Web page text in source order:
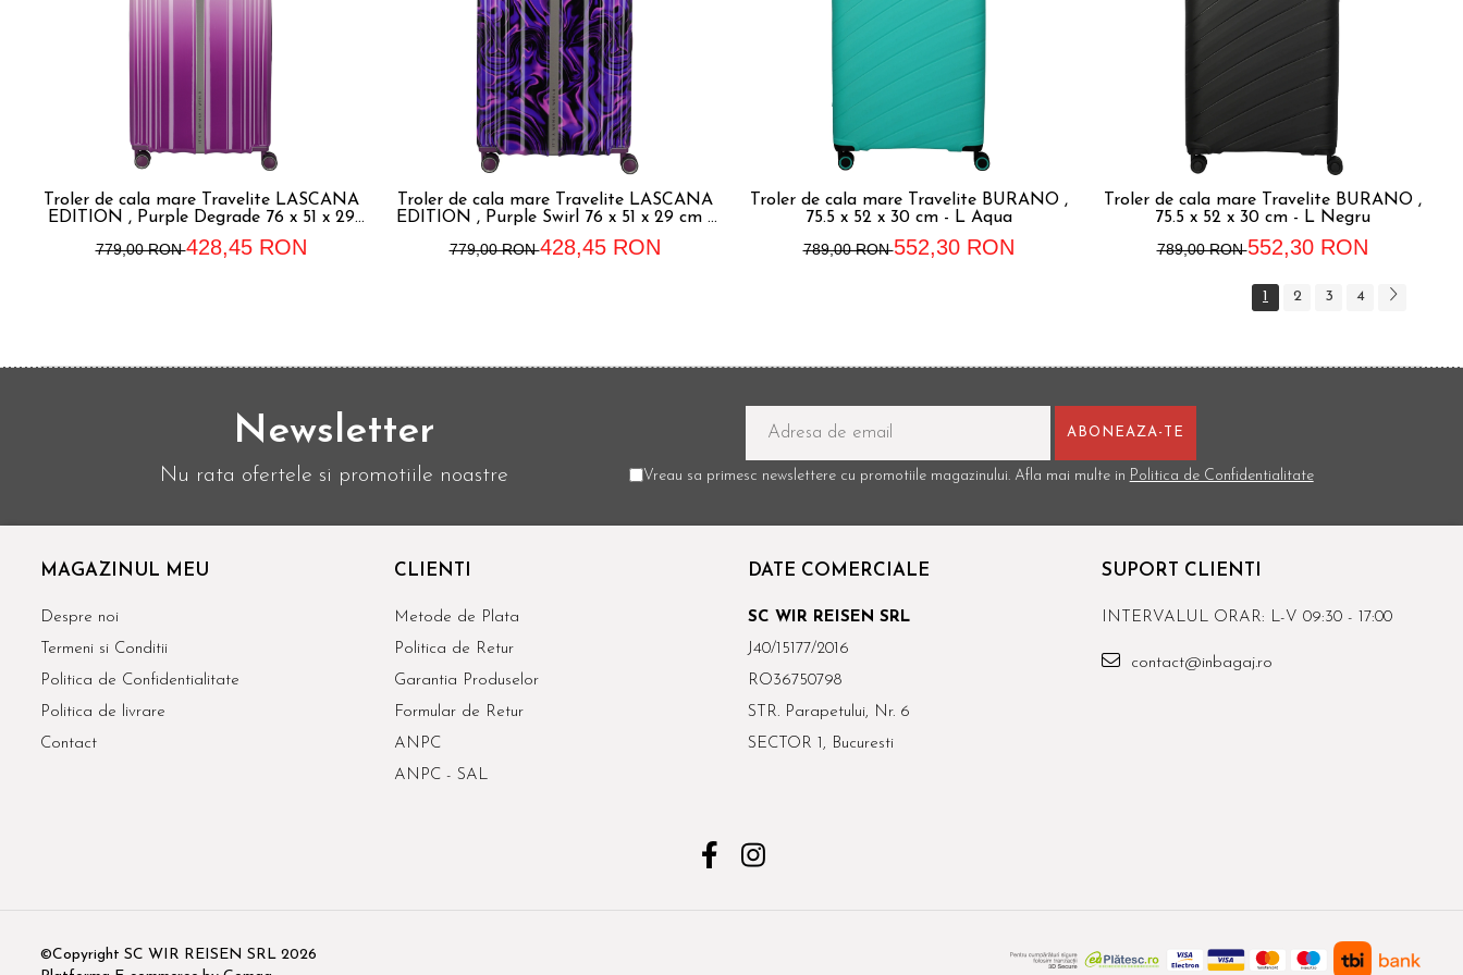
Troler de cala mare Travelite LASCANA
EDITION , Purple Degrade 76 x 51 x 29
779,00 RON428,45 RON
Troler de cala mare Travelite LASCANA
EDITION , Purple Swirl 76 x 51 x 29 cm -
779,00 RON428,45 RON
Troler de cala mare Travelite BURANO ,
75.5 x 52 x 30 cm - L Aqua
789,00 RON552,30 RON
Troler de cala mare Travelite BURANO ,
75.5 x 52 x 30 cm - L Negru
789,00 RON552,30 RON
1 2 3 4
Newsletter
Nu rata ofertele si promotiile noastre Vreau sa primesc newslettere cu promotiile magazinului. Afla mai multe in Politica de Confidentialitate
MAGAZINUL MEU
Despre noi
Termeni si Conditii
Politica de Confidentialitate
Politica de livrare
Contact
CLIENTI
Metode de Plata
Politica de Retur
Garantia Produselor
Formular de Retur
ANPC
ANPC - SAL
DATE COMERCIALE
SC WIR REISEN SRL
J40/15177/2016
RO36750798
STR. Parapetului, Nr. 6
SECTOR 1, Bucuresti
SUPORT CLIENTI
INTERVALUL ORAR: L-V 09:30 - 17:00
contact@inbagaj.ro
©Copyright SC WIR REISEN SRL 2026